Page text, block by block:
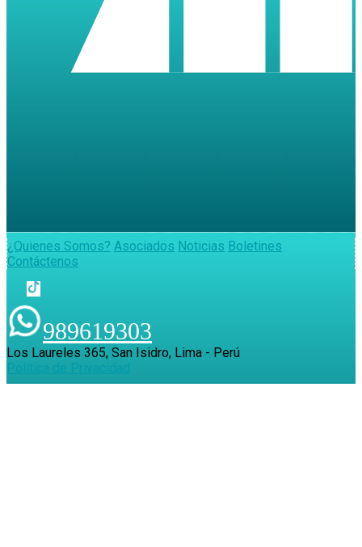
¿Quienes Somos? Asociados Noticias Boletines
Contáctenos
989619303
Los Laureles 365, San Isidro, Lima - Perú
Política de Privacidad